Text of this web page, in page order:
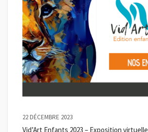
22 DÉCEMBRE 2023
Vid’Art Enfants 2023 – Exposition virtuelle